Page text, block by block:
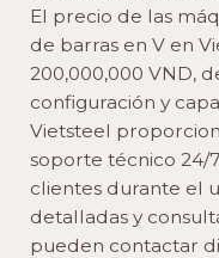
El precio de las
de barras en V en
200,000,000 VND,
configuración y
Vietsteel
soporte técnico 24/
clientes durante el
detalladas y
pueden contactar